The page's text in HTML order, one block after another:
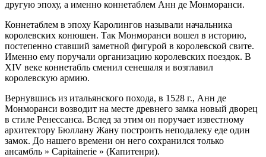
другую эпоху, а именно коннетаблем Анн де Монморанси.
Коннетаблем в эпоху Каролингов называли начальника
королевских конюшен. Так Монморанси вошел в историю,
постепенно ставший заметной фигурой в королевской свите.
Именно ему поручали организацию королевских поездок. В
XIV веке коннетабль сменил сенешаля и возглавил
королевскую армию.
Вернувшись из итальянского похода, в 1528 г., Анн де
Монморанси возводит на месте древнего замка новый дворец
в стиле Ренессанса. Вслед за этим он поручает известному
архитектору Бюллану Жану построить неподалеку еде один
замок. До нашего времени он него сохранился только
ансамбль » Capitainerie » (Капитенри).